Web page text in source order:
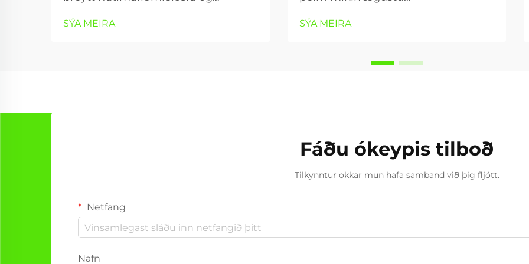
að veita nákvæmar, árangursríkar
SÝA MEIRA
framleiðslu og listrænni framleiðslu.
ljósorku til að varanlega merkja, rífa
SÝA MEIRA
Fáðu ókeypis tilboð
Tilkynntur okkar mun hafa samband við þig fljótt.
Netfang
Nafn